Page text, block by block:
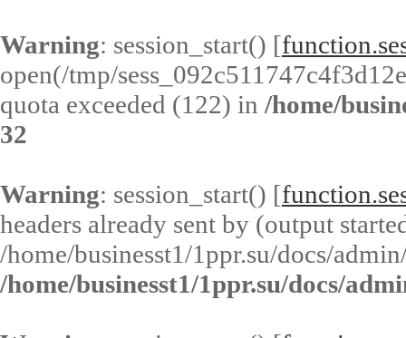
Warning: session_start() [
open(/tmp/
quota exceeded (122) in /home/
32
Warning: session_start() [
headers already sent by (output
/home/businesst1/1ppr.su/docs/
/home/businesst1/1ppr.su/docs/